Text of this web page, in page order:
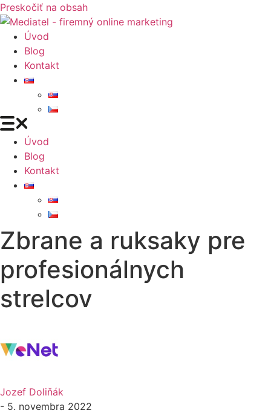
Preskočiť na obsah
Úvod
Blog
Kontakt
Úvod
Blog
Kontakt
Zbrane a ruksaky pre
profesionálnych
strelcov
Jozef Doliňák
- 5. novembra 2022